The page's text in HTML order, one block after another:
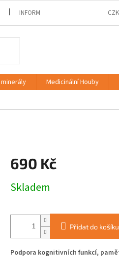
INFORMACE KE ZPRACOVÁNÍ CZK
Medicinální Houby
690 Kč
cena:
Skladem
Přidat do košíku
Podpora kognitivních funkcí,